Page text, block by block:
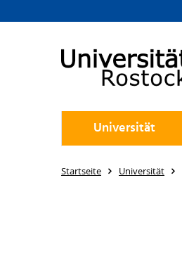
Universität
Startseite Universität